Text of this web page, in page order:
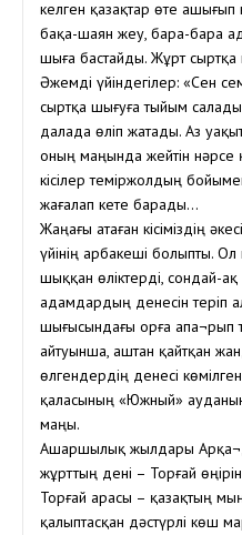
келген қазақтар өте ашығып
бақа-шаян жеу, бара-бара
шыға бастайды. Жұрт
Әжемді үйіндегілер: «Сен
сыртқа шығуға тыйым
далада өліп жатады. Аз
оның маңында жейтін нәрсе
кісілер теміржолдың
жағалап кете барады…
Жаңағы атаған кісіміздің
үйінің арбакеші болыпты. Ол
шыққан өліктерді, сондай-
адамдардың денесін теріп
шығысындағы орға апа¬рып
айтуынша, аштан қайтқан
өлгендердің денесі
қаласының «Южный»
маңы.
Ашаршылық жылдары
жұрттың дені – Торғай
Торғай арасы – қазақтың
қалыптасқан дәстүрлі көш